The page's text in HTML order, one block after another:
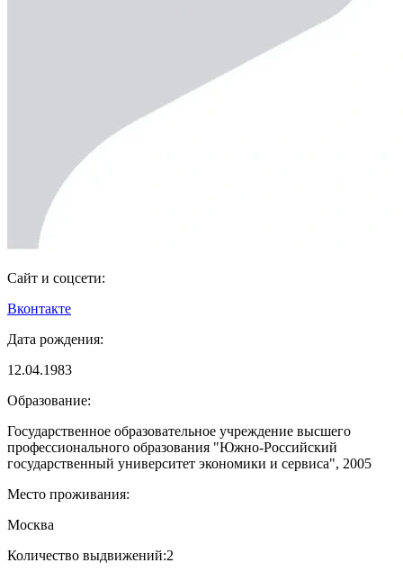
Сайт и соцсети:
Вконтакте
Дата рождения:
12.04.1983
Образование:
Государственное образовательное учреждение высшего
профессионального образования "Южно-Российский
государственный университет экономики и сервиса", 2005
Место проживания:
Москва
Количество выдвижений:2